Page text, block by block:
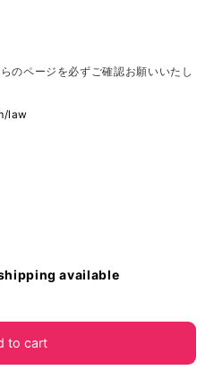
のページを必ずご確認お願いいたし
law
available
to cart